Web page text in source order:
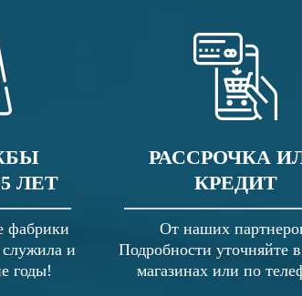
ЛЕТ
фабрики
и
годы!
РАССРОЧКА
КРЕДИТ
От наших
Подробности уточняйте
магазинах или по